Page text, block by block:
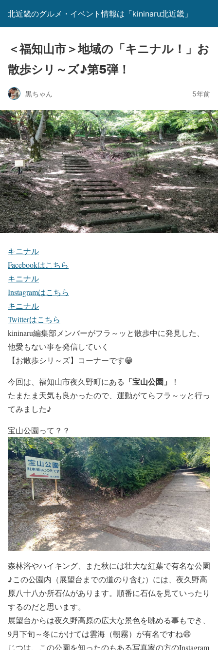
北近畿のグルメ・イベント情報は「kininaru北近畿」
＜福知山市＞地域の「キニナル！」お
散歩シリ～ズ♪第5弾！
黒ちゃん 5年前
キニナル
Facebookはこちら
キニナル
Instagramはこちら
キニナル
Twitterはこちら
kininaru編集部メンバーがフラ～ッと散歩中に発見した、
他愛もない事を発信していく
【お散歩シリ～ズ】 コーナーです😁
今回は、福知山市夜久野町にある 「宝山公園」
！
たまたま天気も良かったので、運動がてらフラ～ッと行っ
てみました♪
宝山公園って？？
森林浴やハイキング、また秋には壮大な紅葉で有名な公園
♪この公園内（展望台までの道のり含む）には、夜久野高
原八十八か所石仏があります。順番に石仏を見ていったり
するのだと思います。
展望台からは夜久野高原の広大な景色を眺める事もでき、
9月下旬～冬にかけては雲海（朝霧）が有名ですね😄
じつは、この公園を知ったのもある写真家の方のInstagram